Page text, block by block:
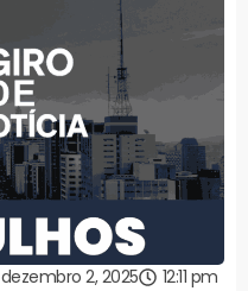
dezembro 2, 2025 12:11 pm